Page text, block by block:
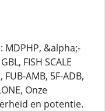
&alpha;-
FISH SCALE
FUB-AMB, 5F-ADB,
Onze
en potentie.